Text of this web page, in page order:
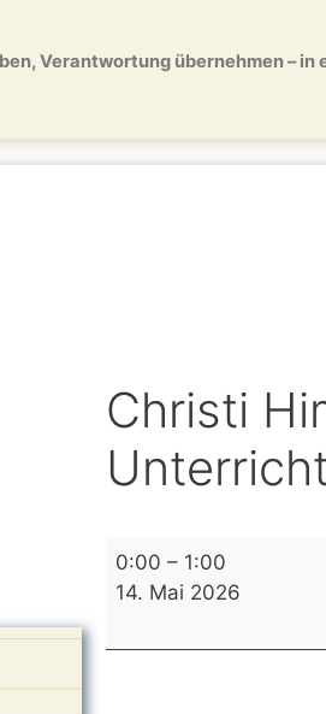
Verantwortung übernehmen – in
Christi
Christi
Himmelfahrt
0:00 – 1:00
14. Mai 2026